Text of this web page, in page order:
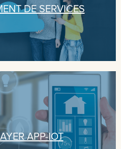
DE SERVICES
APP-IOT